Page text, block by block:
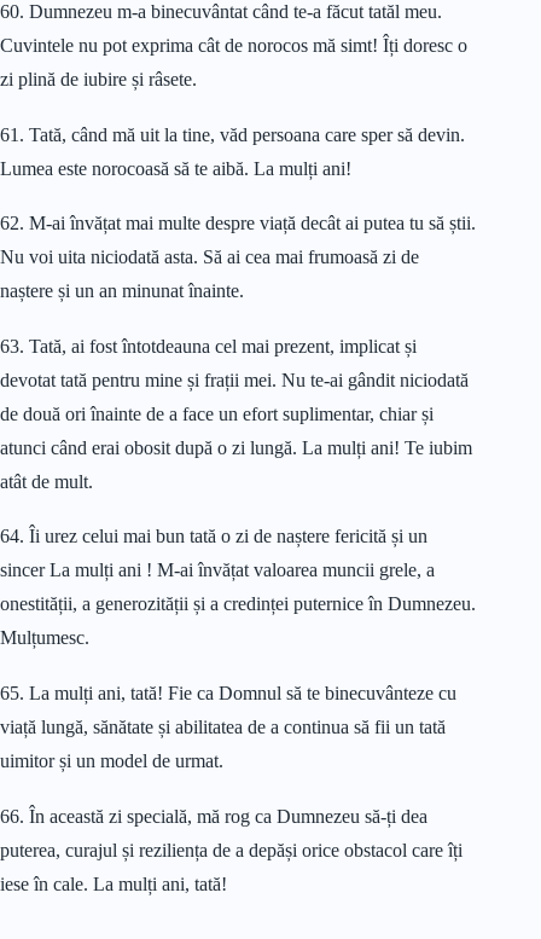
60. Dumnezeu m-a binecuvântat când te-a făcut tatăl meu.
Cuvintele nu pot exprima cât de norocos mă simt! Îți doresc o
zi plină de iubire și râsete.
61. Tată, când mă uit la tine, văd persoana care sper să devin.
Lumea este norocoasă să te aibă. La mulți ani!
62. M-ai învățat mai multe despre viață decât ai putea tu să știi.
Nu voi uita niciodată asta. Să ai cea mai frumoasă zi de
naștere și un an minunat înainte.
63. Tată, ai fost întotdeauna cel mai prezent, implicat și
devotat tată pentru mine și frații mei. Nu te-ai gândit niciodată
de două ori înainte de a face un efort suplimentar, chiar și
atunci când erai obosit după o zi lungă. La mulți ani! Te iubim
atât de mult.
64. Îi urez celui mai bun tată o zi de naștere fericită și un
sincer La mulți ani ! M-ai învățat valoarea muncii grele, a
onestității, a generozității și a credinței puternice în Dumnezeu.
Mulțumesc.
65. La mulți ani, tată! Fie ca Domnul să te binecuvânteze cu
viață lungă, sănătate și abilitatea de a continua să fii un tată
uimitor și un model de urmat.
66. În această zi specială, mă rog ca Dumnezeu să-ți dea
puterea, curajul și reziliența de a depăși orice obstacol care îți
iese în cale. La mulți ani, tată!